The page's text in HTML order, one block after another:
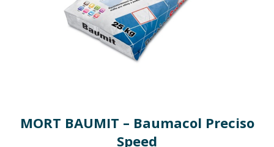
MORT BAUMIT – Baumacol Preciso
Speed